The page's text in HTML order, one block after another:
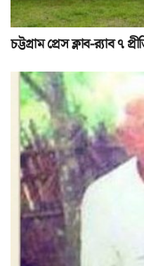
চট্টগ্রাম প্রেস ক্লাব-র‌্যাব ৭